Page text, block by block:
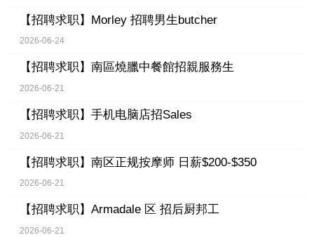
【招聘求职】 Morley 招聘男生butcher
2026-06-24
【招聘求职】 南區燒臘中餐館招親服務生
2026-06-21
【招聘求职】 手机电脑店招Sales
2026-06-21
【招聘求职】 南区正规按摩师 日薪$200-$350
2026-06-21
【招聘求职】 Armadale 区 招后厨邦工
2026-06-21